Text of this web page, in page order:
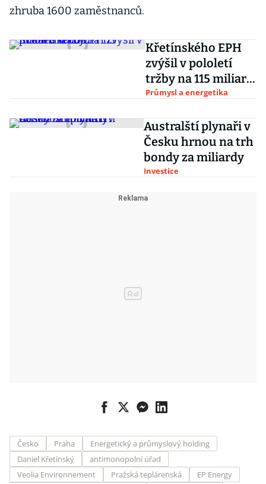
zhruba 1600 zaměstnanců.
Křetínského EPH
zvýšil v pololetí
tržby na 115 miliard
korun
Průmysl a energetika
Australští plynaři v
Česku hrnou na trh
bondy za miliardy
Investice
Česko Praha
Energetický a průmyslový holding
Daniel Křetínský
antimonopolní úřad
Veolia Environnement
Pražská teplárenská
EP Energy